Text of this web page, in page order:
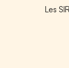
Les